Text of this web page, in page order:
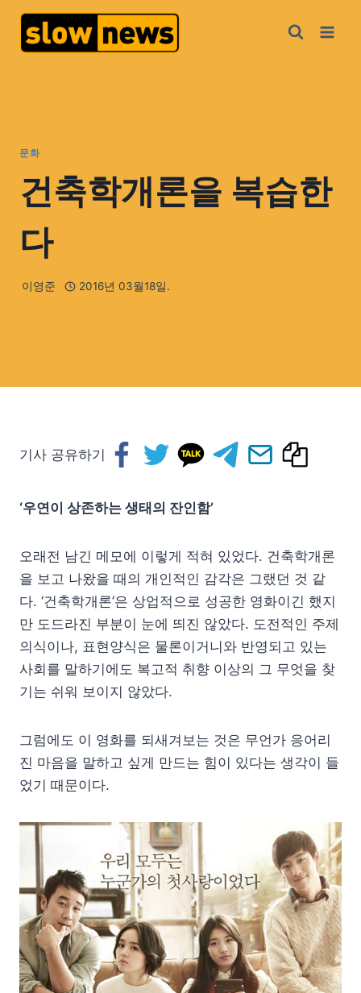
문화
건축학개론을 복습한
다
이영준 2016년 03월18일.
기사 공유하기
‘우연이 상존하는 생태의 잔인함’
오래전 남긴 메모에 이렇게 적혀 있었다. 건축학개론
을 보고 나왔을 때의 개인적인 감각은 그랬던 것 같
다. ‘건축학개론’은 상업적으로 성공한 영화이긴 했지
만 도드라진 부분이 눈에 띄진 않았다. 도전적인 주제
의식이나, 표현양식은 물론이거니와 반영되고 있는
사회를 말하기에도 복고적 취향 이상의 그 무엇을 찾
기는 쉬워 보이지 않았다.
그럼에도 이 영화를 되새겨보는 것은 무언가 응어리
진 마음을 말하고 싶게 만드는 힘이 있다는 생각이 들
었기 때문이다.